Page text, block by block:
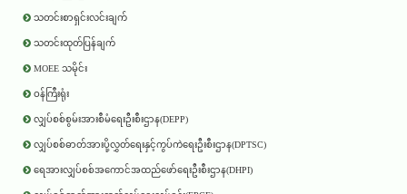
သတင်းစာရှင်းလင်းချက်
သတင်းထုတ်ပြန်ချက်
MOEE သမိုင်း
ဝန်ကြီးရုံး
လျှပ်စစ်စွမ်းအားစီမံရေးဦးစီးဌာန(DEPP)
လျှပ်စစ်ဓာတ်အားပို့လွှတ်ရေးနှင့်ကွပ်ကဲရေးဦးစီးဌာန(DPTSC)
ရေအားလျှပ်စစ်အကောင်အထည်ဖော်ရေးဦးစီးဌာန(DHPI)